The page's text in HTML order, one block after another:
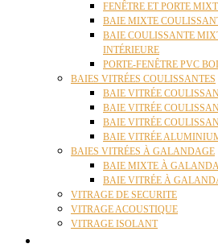
FENÊTRE ET PORTE
BAIE MIXTE
BAIE COULISSANTE
INTÉRIEURE
PORTE-FENÊTRE PVC
BAIES VITRÉES COULISSANTES
BAIE VITRÉE
BAIE VITRÉE
BAIE VITRÉE
BAIE VITRÉE
BAIES VITRÉES À GALANDAGE
BAIE MIXTE À
BAIE VITRÉE À
VITRAGE DE SECURITE
VITRAGE ACOUSTIQUE
VITRAGE ISOLANT